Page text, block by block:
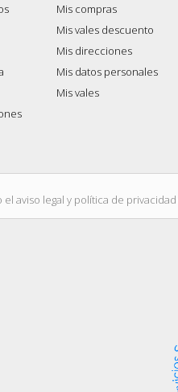
Mis compras
Mis vales descuento
Mis direcciones
Mis datos personales
Mis vales
el aviso legal y política de privacidad